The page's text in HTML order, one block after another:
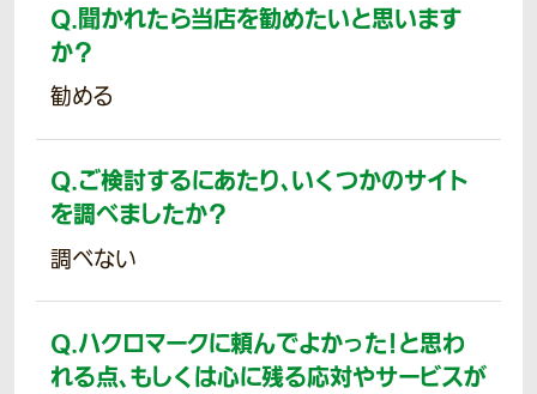
Q.聞かれたら当店を勧めたいと思います
か？
勧める
Q.ご検討するにあたり、いくつかのサイト
を調べましたか？
調べない
Q.ハクロマークに頼んでよかった！と思わ
れる点、もしくは心に残る応対やサービスが